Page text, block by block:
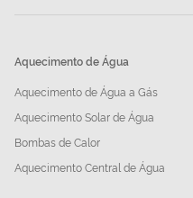
Aquecimento de Água
Aquecimento de Água a Gás
Aquecimento Solar de Água
Bombas de Calor
Aquecimento Central de Água